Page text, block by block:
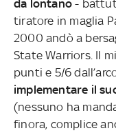
da lontano-
tiratore in maglia
2000 andò a
State Warriors. Il
punti e 5/6
implementare il
(nessuno ha
finora, complice